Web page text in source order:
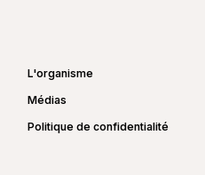
L'organisme
Médias
Politique de confidentialité